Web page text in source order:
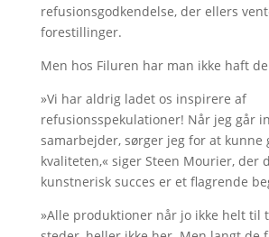
refusionsgodkendelse, der ellers
forestillinger.
Men hos Filuren har man ikke haft
»Vi har aldrig ladet os inspirere af
refusionsspekulationer! Når jeg går
samarbejder, sørger jeg for at kunne
kvaliteten,« siger Steen Mourier, der
kunstnerisk succes er et flagrende
»Alle produktioner når jo ikke helt til